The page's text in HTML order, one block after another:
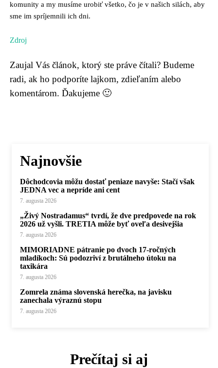
komunity a my musíme urobiť všetko, čo je v našich silách, aby
sme im spríjemnili ich dni.
Zdroj
Zaujal Vás článok, ktorý ste práve čítali? Budeme
radi, ak ho podporíte lajkom, zdieľaním alebo
komentárom. Ďakujeme 🙂
Najnovšie
Dôchodcovia môžu dostať peniaze navyše: Stačí však
JEDNA vec a nepríde ani cent
7. augusta 2026
„Živý Nostradamus“ tvrdí, že dve predpovede na rok
2026 už vyšli. TRETIA môže byť oveľa desivejšia
7. augusta 2026
MIMORIADNE pátranie po dvoch 17-ročných
mladíkoch: Sú podozriví z brutálneho útoku na
taxikára
7. augusta 2026
Zomrela známa slovenská herečka, na javisku
zanechala výraznú stopu
7. augusta 2026
Prečítaj si aj